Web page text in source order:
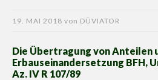
19. MAI 2018 von DÜVIATOR
Die Übertragung von
Erbauseinandersetzung BFH,
Az. IV R 107/89